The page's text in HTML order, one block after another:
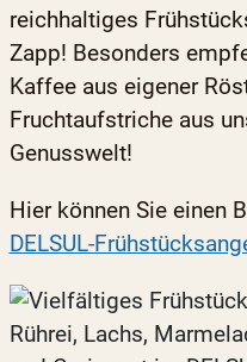
reichhaltiges
Zapp! Besonders
Kaffee aus eigener
Fruchtaufstriche aus
Genusswelt!
Hier können Sie einen
DELSUL-